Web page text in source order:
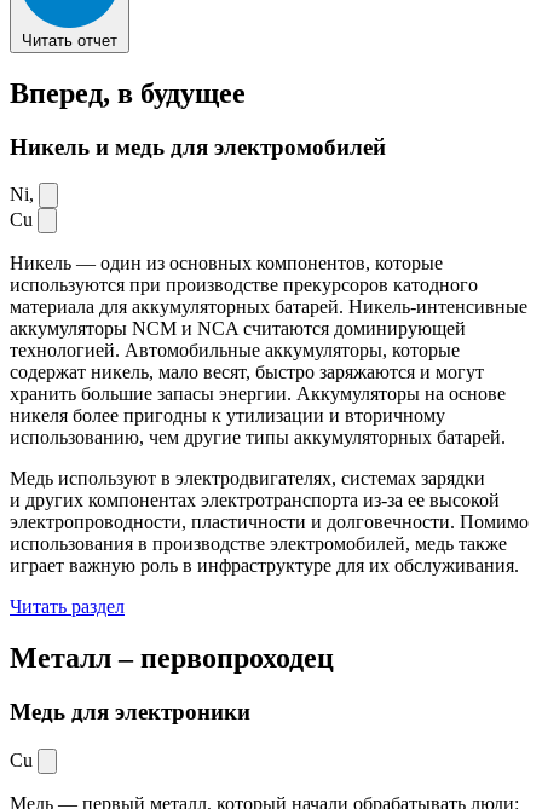
Читать отчет
Вперед, в будущее
Никель и медь для электромобилей
Ni,
Cu
Никель — один из основных компонентов, которые
используются при производстве прекурсоров катодного
материала для аккумуляторных батарей. Никель-интенсивные
аккумуляторы NCM и NCA считаются доминирующей
технологией. Автомобильные аккумуляторы, которые
содержат никель, мало весят, быстро заряжаются и могут
хранить большие запасы энергии. Аккумуляторы на основе
никеля более пригодны к утилизации и вторичному
использованию, чем другие типы аккумуляторных батарей.
Медь используют в электродвигателях, системах зарядки
и других компонентах электротранспорта из-за ее высокой
электропроводности, пластичности и долговечности. Помимо
использования в производстве электромобилей, медь также
играет важную роль в инфраструктуре для их обслуживания.
Читать раздел
Металл –первопроходец
Медь для электроники
Cu
Медь — первый металл, который начали обрабатывать люди: